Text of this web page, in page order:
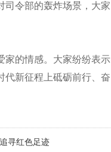
司令部的轰炸场景，大家
的情感。大家纷纷表示
代新征程上砥砺前行、奋
寻红色足迹